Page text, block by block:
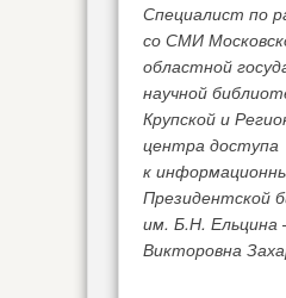
Специалист по
со СМИ
областной
научной
Крупской и
центра доступа
к
Президентской
им. Б.Н.
Викторовна